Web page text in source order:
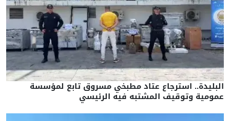
البليدة.. استرجاع عتاد مطبخي مسروق تابع لمؤسسة
عمومية وتوقيف المشتبه فيه الرئيسي